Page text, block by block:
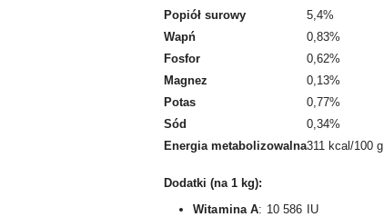
Popiół surowy
5,4%
Wapń
0,83%
Fosfor
0,62%
Magnez
0,13%
Potas
0,77%
Sód
0,34%
Energia metabolizowalna311 kcal/100 g
Dodatki (na 1 kg):
Witamina A: 10 586 IU